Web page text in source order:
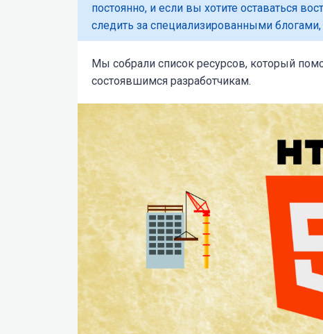
постоянно, и если вы хотите оставаться
следить за специализированными
Мы собрали список ресурсов, который
состоявшимся разработчикам.